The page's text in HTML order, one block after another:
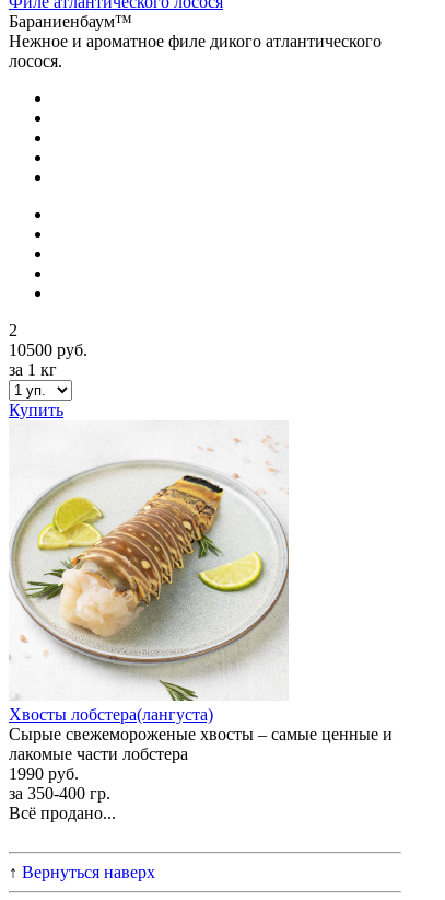
Бараниенбаум™
Нежное и ароматное филе дикого атлантического
лосося.
2
10500 руб.
за 1 кг
Купить
Хвосты лобстера(лангуста)
Сырые свежемороженые хвосты – самые ценные и
лакомые части лобстера
1990 руб.
за 350-400 гр.
Всё продано...
↑ Вернуться наверх